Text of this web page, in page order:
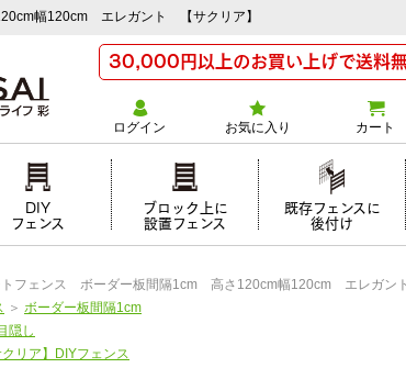
幅120cm エレガント 【サクリア】
30,000円以上のお買い上げで送料
ログイン お気に入り カート
DIY
フェンス
ブロック上に
設置フェンス
既存フェンスに
後付け
トフェンス ボーダー板間隔1cm 高さ120cm幅120cm エレガン
＞ ボーダー板間隔1cm
隠し
クリア】DIYフェンス